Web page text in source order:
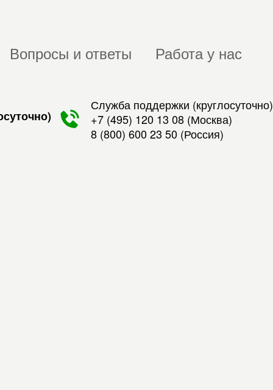
Вопросы и ответы Работа у нас
Служба поддержки (круглосуточно)
+7 (495) 120 13 08 (Москва)
8 (800) 600 23 50 (Россия)